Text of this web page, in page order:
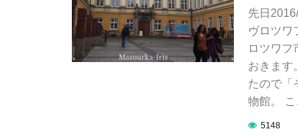
先日
ヴロツワ
ロツワフ
おきます
たので「
物館。
5148